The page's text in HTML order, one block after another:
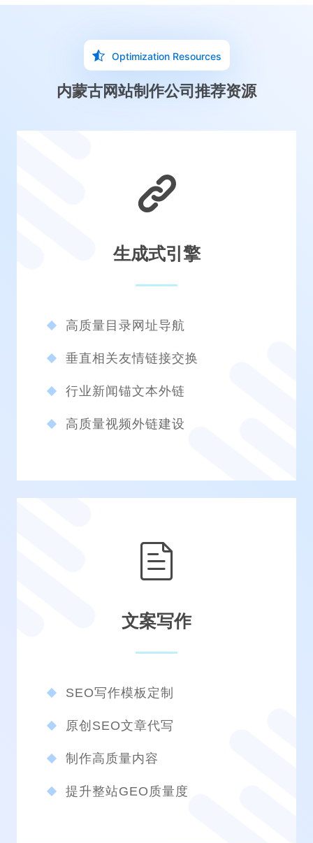
Optimization Resources
内蒙古网站制作公司推荐资源
生成式引擎
高质量目录网址导航
垂直相关友情链接交换
行业新闻锚文本外链
高质量视频外链建设
文案写作
SEO写作模板定制
原创SEO文章代写
制作高质量内容
提升整站GEO质量度